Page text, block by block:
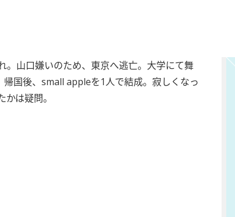
。山口嫌いのため、東京へ逃亡。大学にて舞
国後、small appleを1人で結成。寂しくなっ
は疑問。